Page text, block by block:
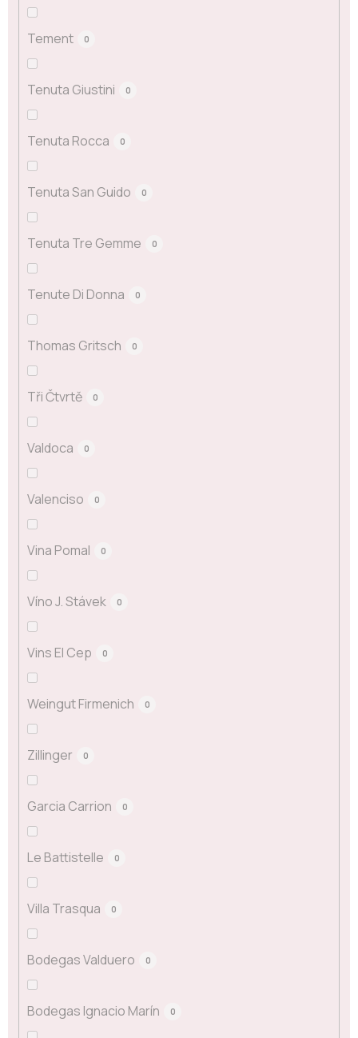
Tement 0
Tenuta Giustini 0
Tenuta Rocca 0
Tenuta San Guido 0
Tenuta Tre Gemme 0
Tenute Di Donna 0
Thomas Gritsch 0
Tři Čtvrtě 0
Valdoca 0
Valenciso 0
Vina Pomal 0
Víno J. Stávek 0
Vins El Cep 0
Weingut Firmenich 0
Zillinger 0
Garcia Carrion 0
Le Battistelle 0
Villa Trasqua 0
Bodegas Valduero 0
Bodegas Ignacio Marín 0